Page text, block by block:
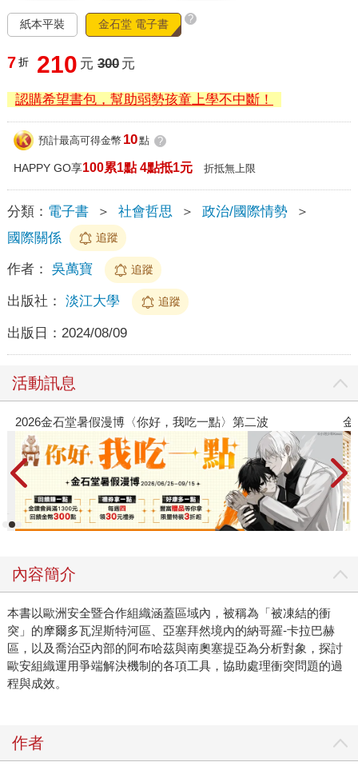
紙本平裝 金石堂 電子書 ?
7 折 210 元 300 元
認購希望書包，幫助弱勢孩童上學不中斷！
預計最高可得金幣 10點 ?
HAPPY GO享100累1點 4點抵1元 折抵無上限
分類： 電子書 ＞ 社會哲思 ＞ 政治/國際情勢
＞
國際關係
追蹤
作者： 吳萬寶 追蹤
出版社： 淡江大學 追蹤
出版日： 2024/08/09
活動訊息
金石堂2026海外優惠：電子書
內容簡介
本書以歐洲安全暨合作組織涵蓋區域內，被稱為「被凍結的衝
突」的摩爾多瓦涅斯特河區、亞塞拜然境內的納哥羅-卡拉巴赫
區，以及喬治亞內部的阿布哈茲與南奧塞提亞為分析對象，探討
歐安組織運用爭端解決機制的各項工具，協助處理衝突問題的過
程與成效。
作者